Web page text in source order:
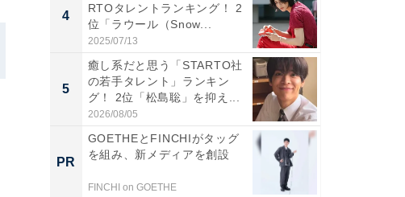
4
RTOタレントランキング！ 2
位「ラウール（Snow...
2025/07/13
5
癒し系だと思う「STARTO社
の若手タレント」ランキン
グ！ 2位「松島聡」を抑え...
2026/08/05
PR
GOETHEとFINCHIがタッグ
を組み、新メディアを創設
FINCHI on GOETHE